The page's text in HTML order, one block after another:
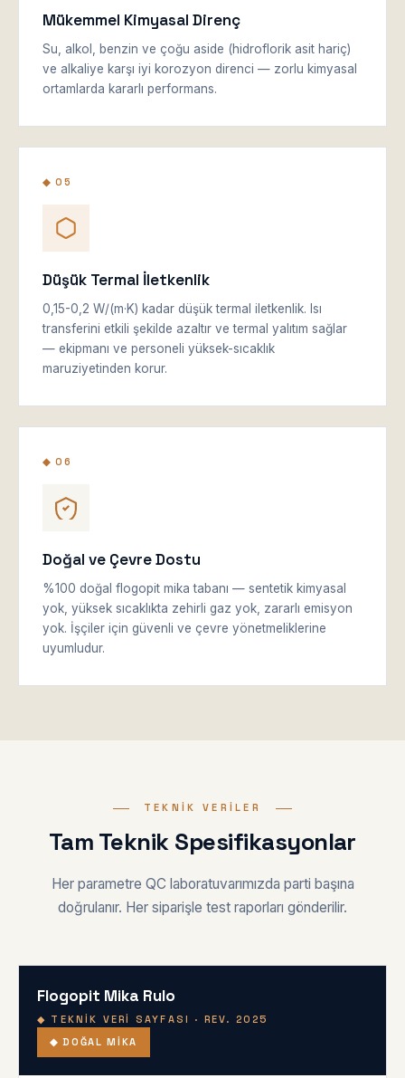
Mükemmel Kimyasal Direnç
Su, alkol, benzin ve çoğu aside (hidroflorik asit hariç)
ve alkaliye karşı iyi korozyon direnci — zorlu kimyasal
ortamlarda kararlı performans.
◆ 05
Düşük Termal İletkenlik
0,15-0,2 W/(m·K) kadar düşük termal iletkenlik. Isı
transferini etkili şekilde azaltır ve termal yalıtım sağlar
— ekipmanı ve personeli yüksek-sıcaklık
maruziyetinden korur.
◆ 06
Doğal ve Çevre Dostu
%100 doğal flogopit mika tabanı — sentetik kimyasal
yok, yüksek sıcaklıkta zehirli gaz yok, zararlı emisyon
yok. İşçiler için güvenli ve çevre yönetmeliklerine
uyumludur.
TEKNIK VERILER
Tam Teknik Spesifikasyonlar
Her parametre QC laboratuvarımızda parti başına
doğrulanır. Her siparişle test raporları gönderilir.
Flogopit Mika Rulo
◆ TEKNIK VERI SAYFASI · REV. 2025
◆ DOĞAL MIKA